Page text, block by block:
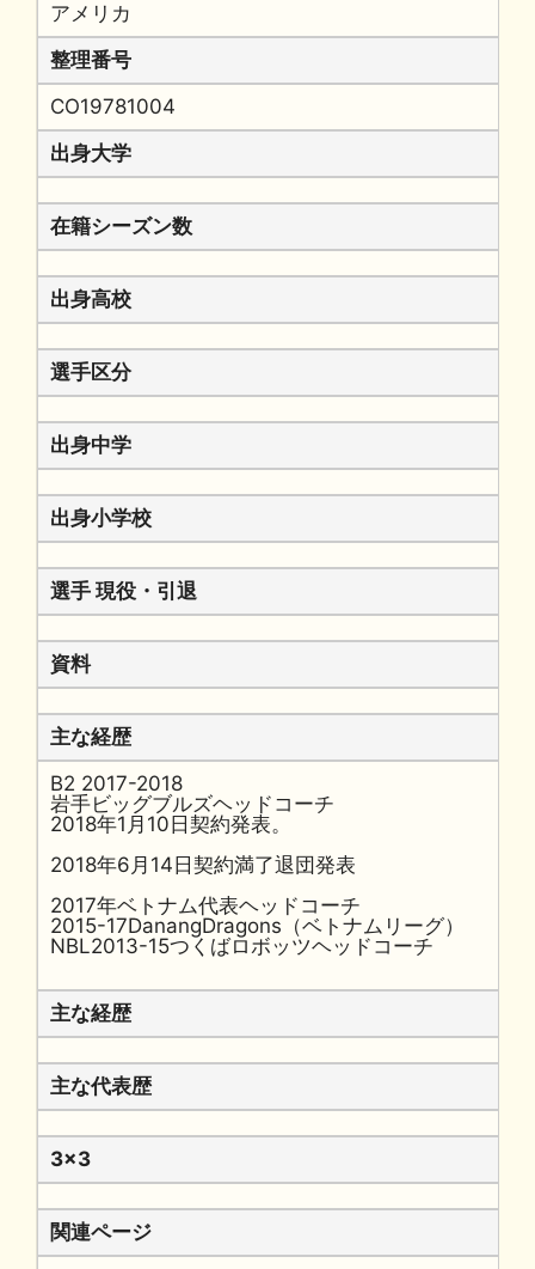
アメリカ
整理番号
CO19781004
出身大学
在籍シーズン数
出身高校
選手区分
出身中学
出身小学校
選手 現役・引退
資料
主な経歴
B2 2017-2018
岩手ビッグブルズヘッドコーチ
2018年1月10日契約発表。
2018年6月14日契約満了退団発表
2017年ベトナム代表ヘッドコーチ
2015-17DanangDragons（ベトナムリーグ）
NBL2013-15つくばロボッツヘッドコーチ
主な経歴
主な代表歴
3x3
関連ページ